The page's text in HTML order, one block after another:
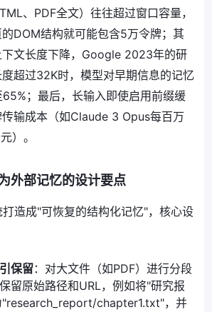
、PDF全文）往往超过窗口容量，
DOM结构就可能包含5万令牌；其
下文长度下降，Google 2023年的研
超过32K时，模型对早期信息的记忆
；最后，长输入即使启用前缀缓
输成本（如Claude 3 Opus每百万
）。
外部记忆的设计要点
造成"可恢复的结构化记忆"，核心设
保留：对大文件（如PDF）进行分段
留原始路径和URL，例如将"研究报
"research_report/chapter1.txt"，并